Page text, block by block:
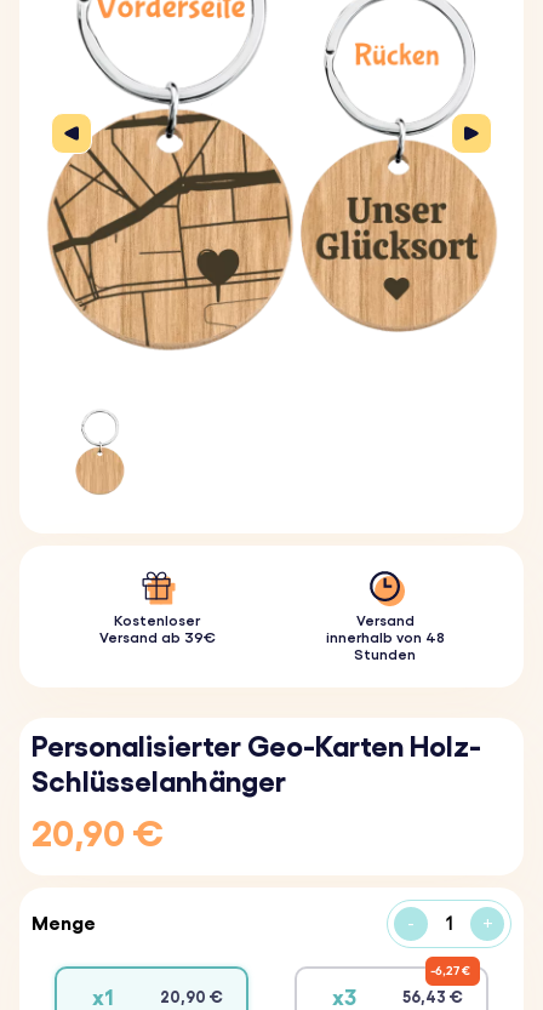
Kostenloser
Versand ab 39€
Versand
innerhalb von 48
Stunden
Personalisierter Geo-Karten Holz-
Schlüsselanhänger
20,90 €
Menge - +
x1 20,90 € x3 56,43 €
6,27 €